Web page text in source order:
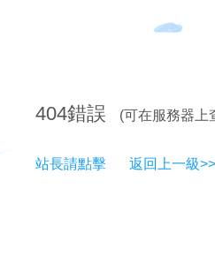
404錯誤 (可在服務器上
站長請點擊 返回上一級>>